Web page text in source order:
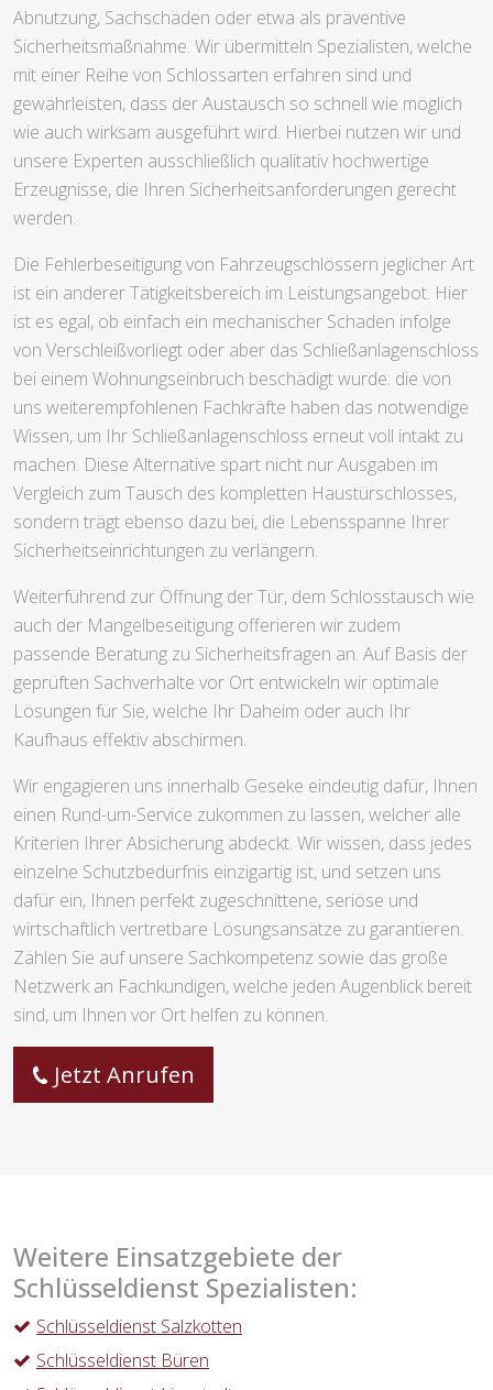
Abnutzung, Sachschäden oder etwa als präventive
Sicherheitsmaßnahme. Wir übermitteln Spezialisten, welche
mit einer Reihe von Schlossarten erfahren sind und
gewährleisten, dass der Austausch so schnell wie möglich
wie auch wirksam ausgeführt wird. Hierbei nutzen wir und
unsere Experten ausschließlich qualitativ hochwertige
Erzeugnisse, die Ihren Sicherheitsanforderungen gerecht
werden.
Die Fehlerbeseitigung von Fahrzeugschlössern jeglicher Art
ist ein anderer Tätigkeitsbereich im Leistungsangebot. Hier
ist es egal, ob einfach ein mechanischer Schaden infolge
von Verschleißvorliegt oder aber das Schließanlagenschloss
bei einem Wohnungseinbruch beschädigt wurde: die von
uns weiterempfohlenen Fachkräfte haben das notwendige
Wissen, um Ihr Schließanlagenschloss erneut voll intakt zu
machen. Diese Alternative spart nicht nur Ausgaben im
Vergleich zum Tausch des kompletten Haustürschlosses,
sondern trägt ebenso dazu bei, die Lebensspanne Ihrer
Sicherheitseinrichtungen zu verlängern.
Weiterführend zur Öffnung der Tür, dem Schlosstausch wie
auch der Mangelbeseitigung offerieren wir zudem
passende Beratung zu Sicherheitsfragen an. Auf Basis der
geprüften Sachverhalte vor Ort entwickeln wir optimale
Lösungen für Sie, welche Ihr Daheim oder auch Ihr
Kaufhaus effektiv abschirmen.
Wir engagieren uns innerhalb Geseke eindeutig dafür, Ihnen
einen Rund-um-Service zukommen zu lassen, welcher alle
Kriterien Ihrer Absicherung abdeckt. Wir wissen, dass jedes
einzelne Schutzbedürfnis einzigartig ist, und setzen uns
dafür ein, Ihnen perfekt zugeschnittene, seriöse und
wirtschaftlich vertretbare Lösungsansätze zu garantieren.
Zählen Sie auf unsere Sachkompetenz sowie das große
Netzwerk an Fachkundigen, welche jeden Augenblick bereit
sind, um Ihnen vor Ort helfen zu können.
Jetzt Anrufen
Weitere Einsatzgebiete der
Schlüsseldienst Spezialisten:
Schlüsseldienst Salzkotten
Schlüsseldienst Büren